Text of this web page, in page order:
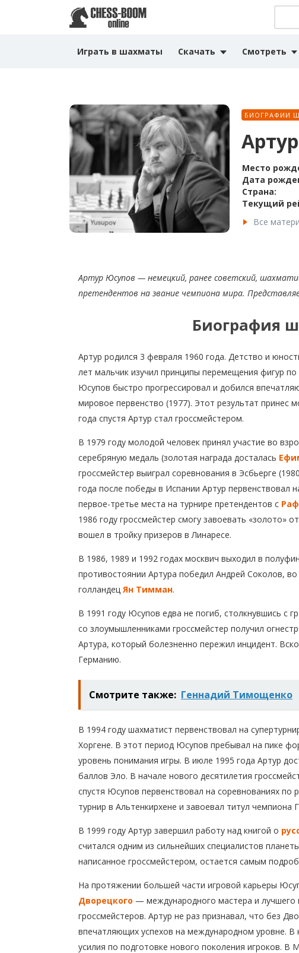
Играть в шахматы Скачать Смотреть
БИОГРАФИИ
Место
Дата
Страна:
Текущий
Все
Артур Юсупов — немецкий, ранее советский,
претендентов на звание чемпиона мира.
Биография
Артур родился 3 февраля 1960 года. Детство и
лет мальчик изучил принципы перемещения фигур
Юсупов быстро прогрессировал и добился
мировое первенство (1977). Этот результат принес
года спустя Артур стал гроссмейстером.
В 1979 году молодой человек принял участие во
серебряную медаль (золотая награда досталась
гроссмейстер выиграл соревнования в Эсбьерге
года после победы в Испании Артур первенствовал
первое-третье места на турнире претендентов с
1986 году гроссмейстер смогу завоевать «золото»
вошел в тройку призеров в Линаресе.
В 1986, 1989 и 1992 годах москвич выходил в
противостоянии Артура победил Андрей Соколов,
голландец Ян Тимман.
В 1991 году Юсупов едва не погиб, столкнувшись с
со злоумышленниками гроссмейстер получил
Артура, который болезненно пережил инцидент.
Германию.
Смотрите также: Геннадий Тимощенко
В 1994 году шахматист первенствовал на
Хоргене. В этот период Юсупов пребывал на пике
уровень понимания игры. В июле 1995 года Артур
баллов Эло. В начале нового десятилетия
спустя Юсупов первенствовал на соревнованиях по
турнир в Альтенкирхене и завоевал титул чемпиона
В 1999 году Артур завершил работу над книгой о
считался одним из сильнейших специалистов
написанное гроссмейстером, остается самым
На протяжении большей части игровой карьеры
Дворецкого — международного мастера и лучшего
гроссмейстеров. Артур не раз признавал, что без
впечатляющих успехов на международном уровне. В
усилия по подготовке нового поколения игроков.